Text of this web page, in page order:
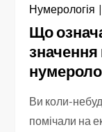
Нумерологія
Що
значення
Ви коли-
помічали на